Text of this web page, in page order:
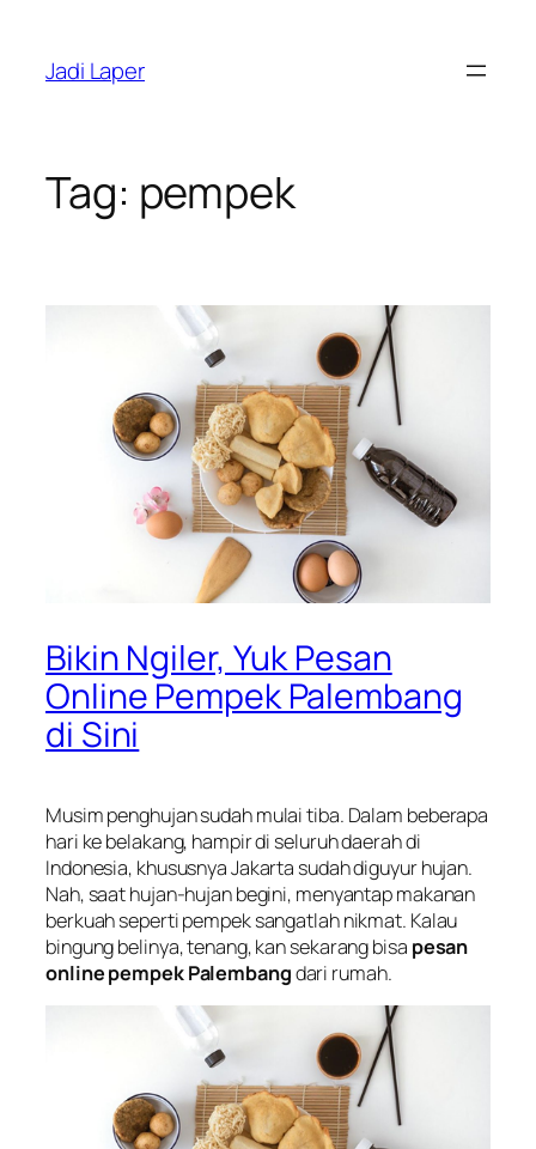
content
Jadi Laper
Tag: pempek
Bikin Ngiler, Yuk Pesan
Online Pempek Palembang
di Sini
Musim penghujan sudah mulai tiba. Dalam beberapa
hari ke belakang, hampir di seluruh daerah di
Indonesia, khususnya Jakarta sudah diguyur hujan.
Nah, saat hujan-hujan begini, menyantap makanan
berkuah seperti pempek sangatlah nikmat. Kalau
bingung belinya, tenang, kan sekarang bisa pesan
online pempek Palembangdari rumah.